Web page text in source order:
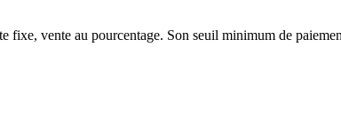
vente au pourcentage. Son seuil minimum de